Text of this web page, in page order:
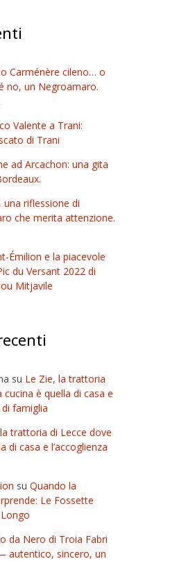
Carménère cileno… o
no, un Negroamaro.
Valente a Trani:
di Trani
ad Arcachon: una gita
riflessione di
che merita attenzione.
Émilion e la piacevole
du Versant 2022 di
Mitjavile
su Le Zie, la trattoria
cucina è quella di casa e
di famiglia
trattoria di Lecce dove
di casa e l’accoglienza
su Quando la
Le Fossette
da Nero di Troia Fabri
autentico, sincero, un